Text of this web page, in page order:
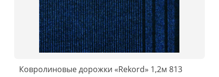
Ковролиновые дорожки «Rekord» 1,2м 813